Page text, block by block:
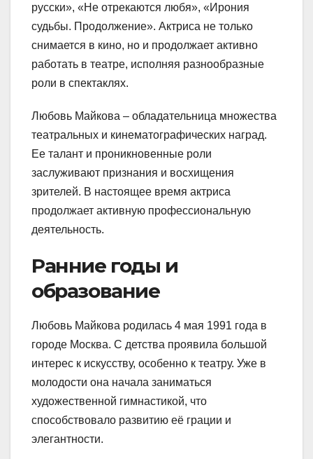
русски», «Не отрекаются любя», «Ирония
судьбы. Продолжение». Актриса не только
снимается в кино, но и продолжает активно
работать в театре, исполняя разнообразные
роли в спектаклях.
Любовь Майкова – обладательница множества
театральных и кинематографических наград.
Ее талант и проникновенные роли
заслуживают признания и восхищения
зрителей. В настоящее время актриса
продолжает активную профессиональную
деятельность.
Ранние годы и
образование
Любовь Майкова родилась 4 мая 1991 года в
городе Москва. С детства проявила большой
интерес к искусству, особенно к театру. Уже в
молодости она начала заниматься
художественной гимнастикой, что
способствовало развитию её грации и
элегантности.